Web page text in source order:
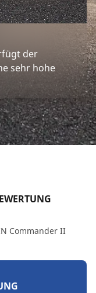
der
sehr hohe
Commander II